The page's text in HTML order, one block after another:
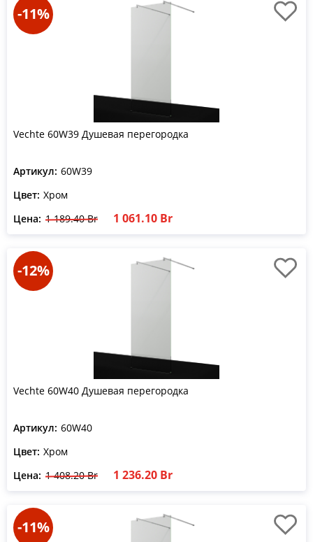
-11%
Vechte 60W39 Душевая перегородка
Артикул: 60W39
Цвет: Хром
Цена: 1 189.40 Br 1 061.10 Br
-12%
Vechte 60W40 Душевая перегородка
Артикул: 60W40
Цвет: Хром
Цена: 1 408.20 Br 1 236.20 Br
-11%